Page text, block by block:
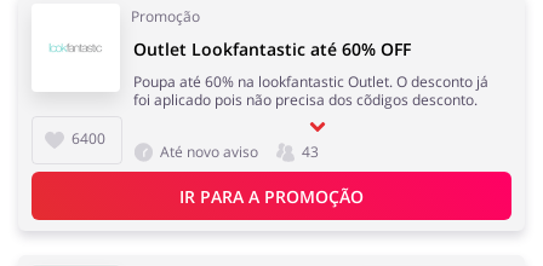
Promoção
6400
Outlet Lookfantastic até 60% OFF
Poupa até 60% na lookfantastic Outlet. O desconto já
foi aplicado pois não precisa dos cõdigos desconto.
Até novo aviso 43
IR PARA A PROMOÇÃO